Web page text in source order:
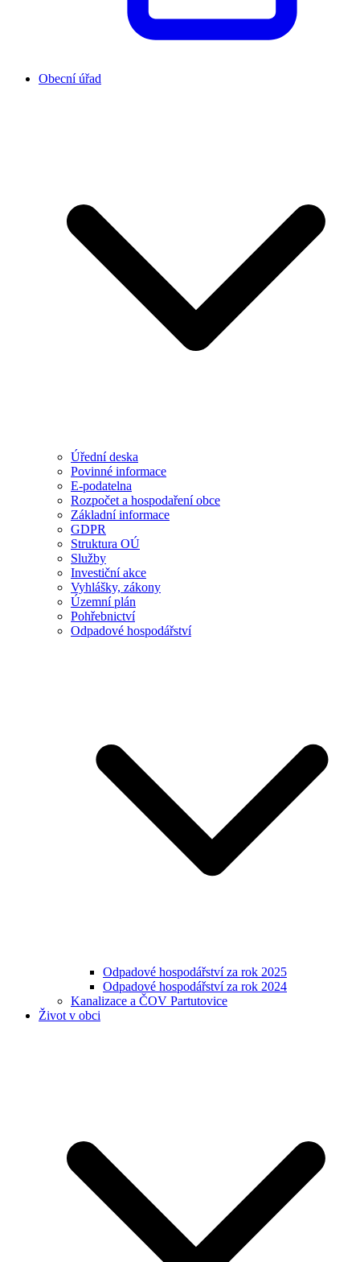
Obecní úřad
Úřední deska
Povinné informace
E-podatelna
Rozpočet a hospodaření obce
Základní informace
GDPR
Struktura OÚ
Služby
Investiční akce
Vyhlášky, zákony
Územní plán
Pohřebnictví
Odpadové hospodářství
Odpadové hospodářství za rok 2025
Odpadové hospodářství za rok 2024
Kanalizace a ČOV Partutovice
Život v obci